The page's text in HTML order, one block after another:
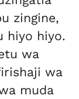
zingine,
hiyo hiyo.
wa
wa
muda